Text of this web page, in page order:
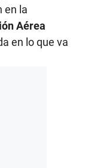
en la
Aérea
en lo que va